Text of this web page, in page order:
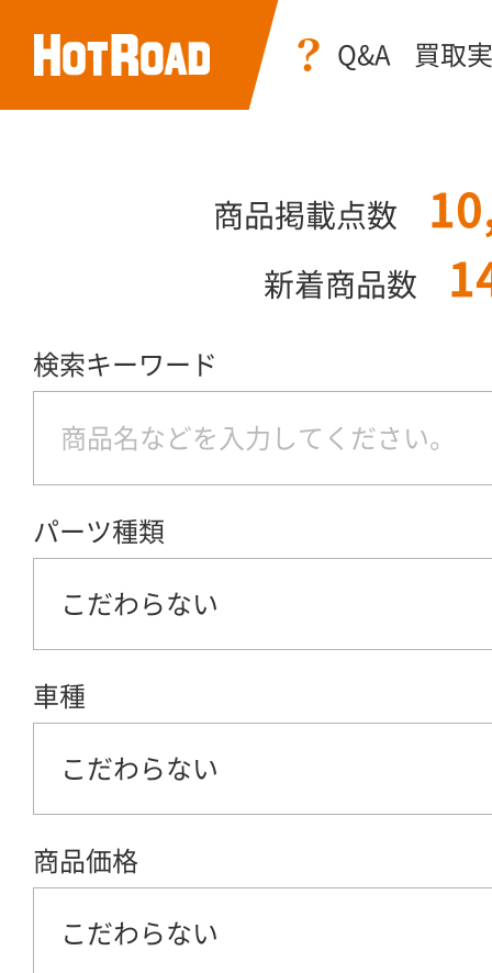
Q&A 買取
商品掲載点数
新着商品数
検索キーワード
パーツ種類
こだわらない
車種
こだわらない
商品価格
こだわらない